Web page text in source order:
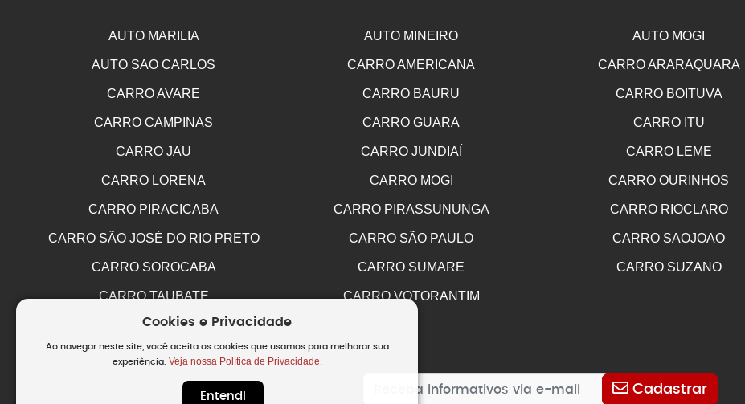
AUTO MARILIA AUTO MINEIRO AUTO MOGI
AUTO SAO CARLOS CARRO AMERICANA CARRO ARARAQUARA
CARRO AVARE CARRO BAURU CARRO BOITUVA
CARRO CAMPINAS CARRO GUARA CARRO ITU
CARRO JAU CARRO JUNDIAÍ CARRO LEME
CARRO LORENA CARRO MOGI CARRO OURINHOS
CARRO PIRACICABA CARRO PIRASSUNUNGA CARRO RIOCLARO
CARRO SÃO JOSÉ DO RIO PRETO CARRO SÃO PAULO CARRO SAOJOAO
CARRO SOROCABA CARRO SUMARE CARRO SUZANO
CARRO TAUBATE CARRO VOTORANTIM
Cadastrar
Cookies e Privacidade
Ao navegar neste site, você aceita os cookies que usamos para melhorar sua
experiência. Veja nossa Política de Privacidade.
Entendi